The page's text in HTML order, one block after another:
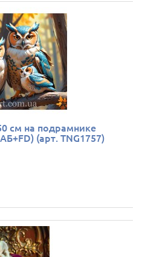
см на подрамнике
(арт. TNG1757)